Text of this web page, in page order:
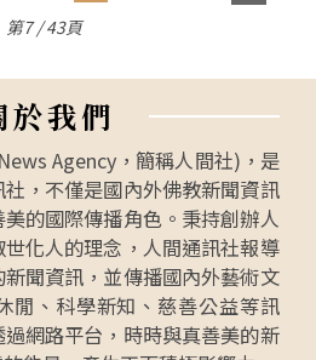
第7 / 43頁
於我們
Agency，簡稱人間社)，是
，不僅是國內外佛教新聞資訊
的國際傳播角色。秉持創辦人
化人的理念，人間通訊社報導
聞資訊，並傳播國內外藝術文
閒、科學新知、慈善公益等訊
網路平台，時時與真善美的新